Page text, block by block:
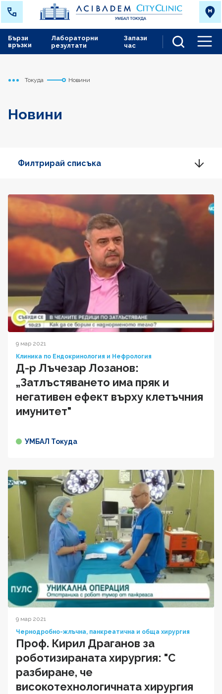
Лабораторни
резултати
Запази
час
Бързи
връзки
Начало
Токуда Новини
Новини
Филтрирай списъка
9 мар 2021
Клиника по Ендокринология и Нефрология
Д-р Лъчезар Лозанов:
„Затлъстяването има пряк и
негативен ефект върху клетъчния
имунитет"
УМБАЛ Токуда
9 мар 2021
Чернодробно-жлъчна, панкреатична и обща хирургия
Проф. Кирил Драганов за
роботизираната хирургия: "С
разбиране, че
високотехнологичната хирургия